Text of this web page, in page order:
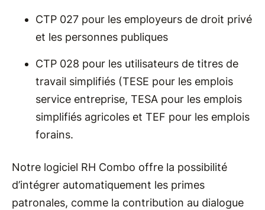
CTP 027 pour les employeurs de droit privé
et les personnes publiques
CTP 028 pour les utilisateurs de titres de
travail simplifiés (TESE pour les emplois
service entreprise, TESA pour les emplois
simplifiés agricoles et TEF pour les emplois
forains.
Notre logiciel RH Combo offre la possibilité
d’intégrer automatiquement les primes
patronales, comme la contribution au dialogue